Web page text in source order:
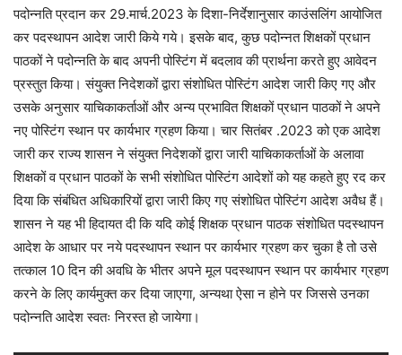
पदोन्नति प्रदान कर 29.मार्च.2023 के दिशा-निर्देशानुसार काउंसलिंग आयोजित
कर पदस्थापन आदेश जारी किये गये। इसके बाद, कुछ पदोन्नत शिक्षकों प्रधान
पाठकों ने पदोन्नति के बाद अपनी पोस्टिंग में बदलाव की प्रार्थना करते हुए आवेदन
प्रस्तुत किया। संयुक्त निदेशकों द्वारा संशोधित पोस्टिंग आदेश जारी किए गए और
उसके अनुसार याचिकाकर्ताओं और अन्य प्रभावित शिक्षकों प्रधान पाठकों ने अपने
नए पोस्टिंग स्थान पर कार्यभार ग्रहण किया। चार सितंबर .2023 को एक आदेश
जारी कर राज्य शासन ने संयुक्त निदेशकों द्वारा जारी याचिकाकर्ताओं के अलावा
शिक्षकों व प्रधान पाठकों के सभी संशोधित पोस्टिंग आदेशों को यह कहते हुए रद कर
दिया कि संबंधित अधिकारियों द्वारा जारी किए गए संशोधित पोस्टिंग आदेश अवैध हैं।
शासन ने यह भी हिदायत दी कि यदि कोई शिक्षक प्रधान पाठक संशोधित पदस्थापन
आदेश के आधार पर नये पदस्थापन स्थान पर कार्यभार ग्रहण कर चुका है तो उसे
तत्काल 10 दिन की अवधि के भीतर अपने मूल पदस्थापन स्थान पर कार्यभार ग्रहण
करने के लिए कार्यमुक्त कर दिया जाएगा, अन्यथा ऐसा न होने पर जिससे उनका
पदोन्नति आदेश स्वतः निरस्त हो जायेगा।